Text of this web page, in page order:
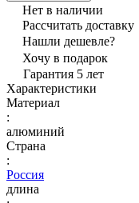
Нет в наличии
Рассчитать доставку
Нашли дешевле?
Хочу в подарок
Гарантия 5 лет
Характеристики
Материал
:
алюминий
Страна
:
Россия
длина